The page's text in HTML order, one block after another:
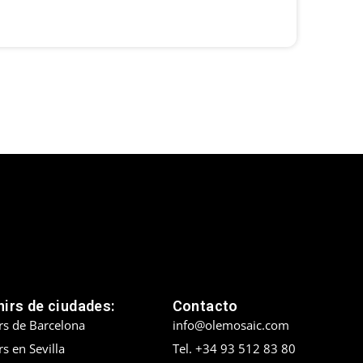
de ciudades:
de Barcelona
en Sevilla
Contacto
info@olemosaic.com
Tel. +34 93 512 83 80